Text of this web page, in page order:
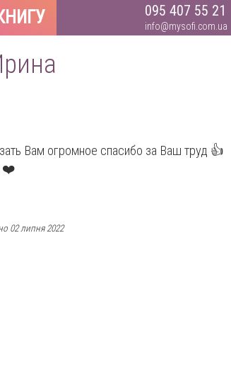
095 407 55 21
info@mysofi.com.ua
Вам огромное спасибо за Ваш труд 👍
❤️
02 липня 2022